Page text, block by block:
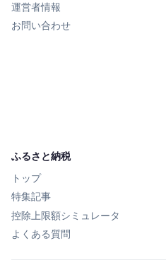
運営者情報
お問い合わせ
ふるさと納税
トップ
特集記事
控除上限額シミュレータ
よくある質問